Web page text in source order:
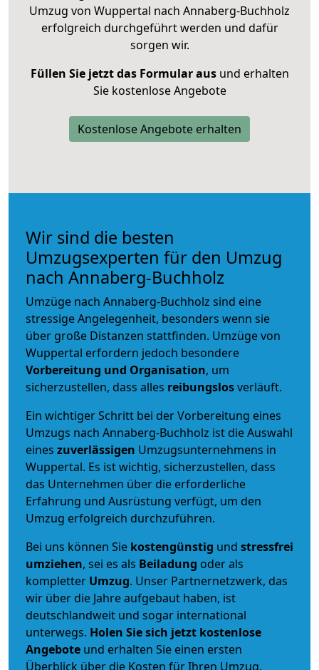
Umzug von Wuppertal nach Annaberg-Buchholz
erfolgreich durchgeführt werden und dafür
sorgen wir.
Füllen Sie jetzt das Formular ausund erhalten
Sie kostenlose Angebote
Kostenlose Angebote erhalten
Wir sind die besten
Umzugsexperten für den Umzug
nach Annaberg-Buchholz
Umzüge nach Annaberg-Buchholz sind eine
stressige Angelegenheit, besonders wenn sie
über große Distanzen stattfinden. Umzüge von
Wuppertal erfordern jedoch besondere
Vorbereitung und Organisation, um
sicherzustellen, dass alles reibungslosverläuft.
Ein wichtiger Schritt bei der Vorbereitung eines
Umzugs nach Annaberg-Buchholz ist die Auswahl
eines zuverlässigen Umzugsunternehmens in
Wuppertal. Es ist wichtig, sicherzustellen, dass
das Unternehmen über die erforderliche
Erfahrung und Ausrüstung verfügt, um den
Umzug erfolgreich durchzuführen.
Bei uns können Sie kostengünstig und stressfrei
umziehen, sei es als Beiladung oder als
kompletter Umzug. Unser Partnernetzwerk, das
wir über die Jahre aufgebaut haben, ist
deutschlandweit und sogar international
unterwegs. Holen Sie sich jetzt kostenlose
Angebote und erhalten Sie einen ersten
Überblick über die Kosten für Ihren Umzug.